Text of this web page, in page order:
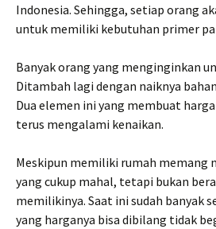
Indonesia. Sehingga, setiap orang
untuk memiliki kebutuhan primer
Banyak orang yang menginginkan
Ditambah lagi dengan naiknya
Dua elemen ini yang membuat
terus mengalami kenaikan.
Meskipun memiliki rumah memang
yang cukup mahal, tetapi bukan
memilikinya. Saat ini sudah banyak
yang harganya bisa dibilang tidak